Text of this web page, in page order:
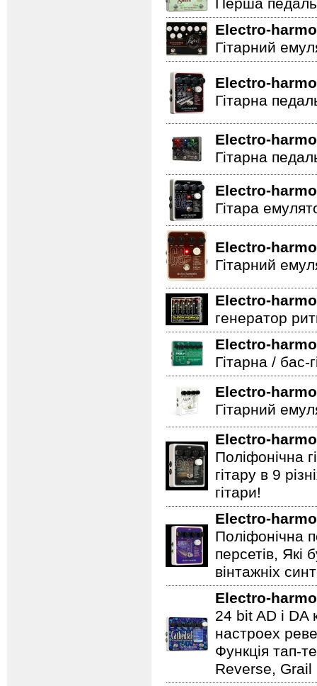
Перша
Electro-
Гітарний
Electro-
Гітарна
Electro-
Гітарна
Electro-
Гітара
Electro-
Гітарний
Electro-
генератор
Electro-
Гітарна / бас-
Electro-
Гітарний
Electro-
Поліфонічна
гітару в 9
гітари!
Electro-
Поліфонічна
персетів, Які
вінтажніх
Electro-
24 bit AD і
настроех
Функція тап-
Reverse, Grail